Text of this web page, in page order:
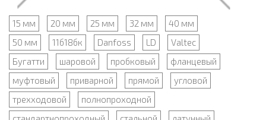
15 мм 20 мм 25 мм 32 мм
40 мм
50 мм
11б18бк Danfoss LD
Valtec
Бугатти
шаровой пробковый
фланцевый
муфтовый
приварной прямой
угловой
трехходовой
полнопроходной